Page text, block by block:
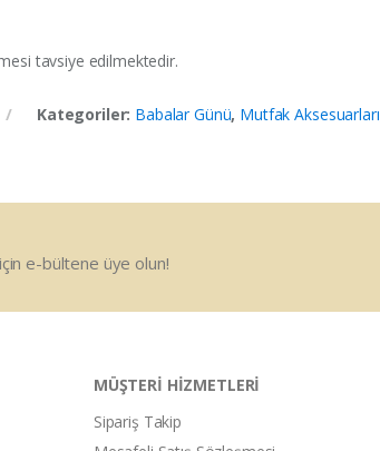
tavsiye edilmektedir.
Kategoriler: Babalar Günü, Mutfak Aksesuarları
e-bültene üye olun!
MÜŞTERİ HİZMETLERİ
Sipariş Takip